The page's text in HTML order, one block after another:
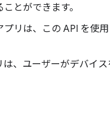
とができます。
リは、この API を使
、ユーザーがデバイ